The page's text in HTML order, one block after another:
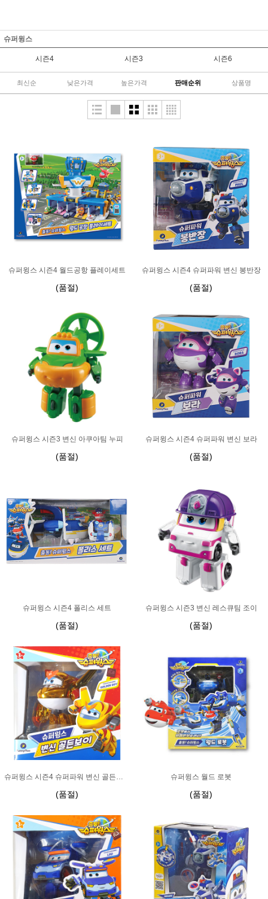
슈퍼윙스
시즌4 시즌3 시즌6
최신순 낮은가격 높은가격 판매순위 상품명
슈퍼윙스 시즌4 월드공항 플레이세트
(품절)
슈퍼윙스 시즌4 슈퍼파워 변신 봉반장
(품절)
슈퍼윙스 시즌3 변신 아쿠아팀 누피
(품절)
슈퍼윙스 시즌4 슈퍼파워 변신 보라
(품절)
슈퍼윙스 시즌4 폴리스 세트
(품절)
슈퍼윙스 시즌3 변신 레스큐팀 조이
(품절)
슈퍼윙스 시즌4 슈퍼파워 변신 골든보이
(품절)
슈퍼윙스 월드 로봇
(품절)